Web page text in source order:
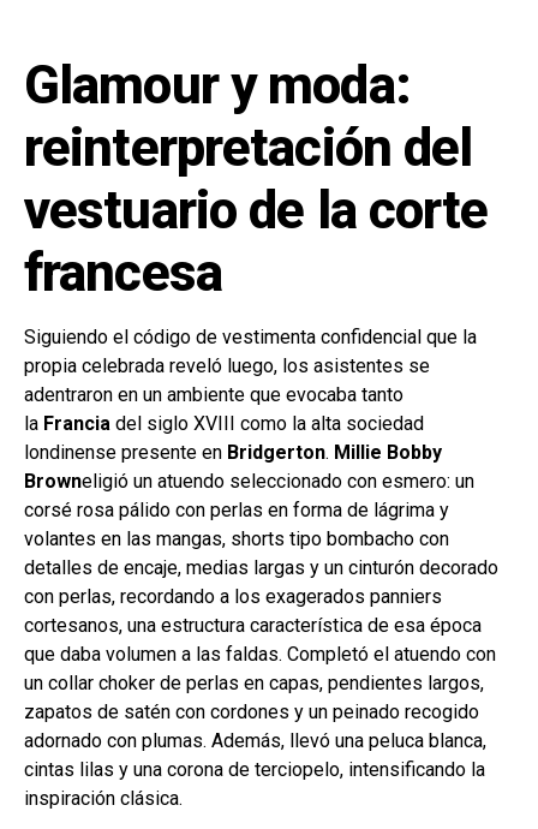
Glamour y moda:
reinterpretación del
vestuario de la corte
francesa
Siguiendo el código de vestimenta confidencial que la
propia celebrada reveló luego, los asistentes se
adentraron en un ambiente que evocaba tanto
la Francia del siglo XVIII como la alta sociedad
londinense presente en Bridgerton. Millie Bobby
Browneligió un atuendo seleccionado con esmero: un
corsé rosa pálido con perlas en forma de lágrima y
volantes en las mangas, shorts tipo bombacho con
detalles de encaje, medias largas y un cinturón decorado
con perlas, recordando a los exagerados panniers
cortesanos, una estructura característica de esa época
que daba volumen a las faldas. Completó el atuendo con
un collar choker de perlas en capas, pendientes largos,
zapatos de satén con cordones y un peinado recogido
adornado con plumas. Además, llevó una peluca blanca,
cintas lilas y una corona de terciopelo, intensificando la
inspiración clásica.